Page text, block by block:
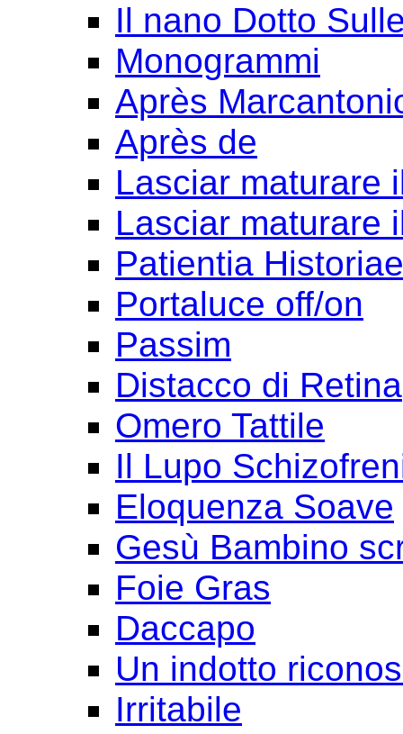
Il nano Dotto
Monogrammi
Après
Après de
Lasciar maturare
Lasciar maturare
Patientia Historiae
Portaluce off/on
Passim
Distacco di Retina
Omero Tattile
Il Lupo
Eloquenza Soave
Gesù Bambino
Foie Gras
Daccapo
Un indotto
Irritabile